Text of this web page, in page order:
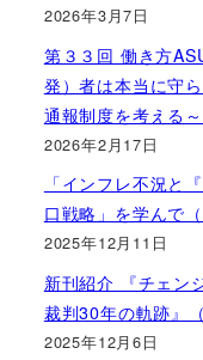
2026年3月7日
第３３回 働き方
発）者は本当に守
通報制度を考える～
2026年2月17日
「インフレ不況と
口戦略」を学んで
2025年12月11日
新刊紹介 『チェン
裁判30年の軌跡』
2025年12月6日